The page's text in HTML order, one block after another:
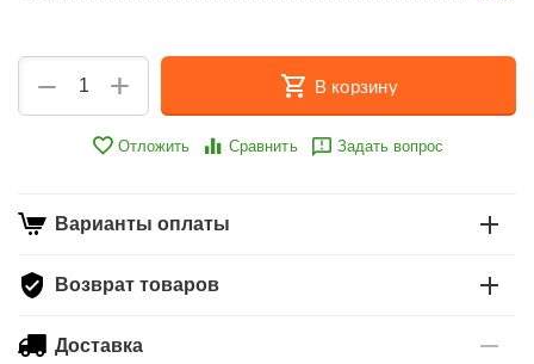
+
− В корзину
Отложить Сравнить Задать вопрос
Варианты оплаты
Возврат товаров
Доставка